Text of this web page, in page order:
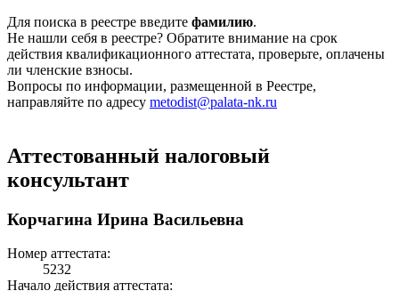
Для поиска в реестре введите фамилию.
Не нашли себя в реестре? Обратите внимание на срок
действия квалификационного аттестата, проверьте, оплачены
ли членские взносы.
Вопросы по информации, размещенной в Реестре,
направляйте по адресу metodist@palata-nk.ru
Аттестованный налоговый
консультант
Корчагина Ирина Васильевна
Номер аттестата:
5232
Начало действия аттестата: